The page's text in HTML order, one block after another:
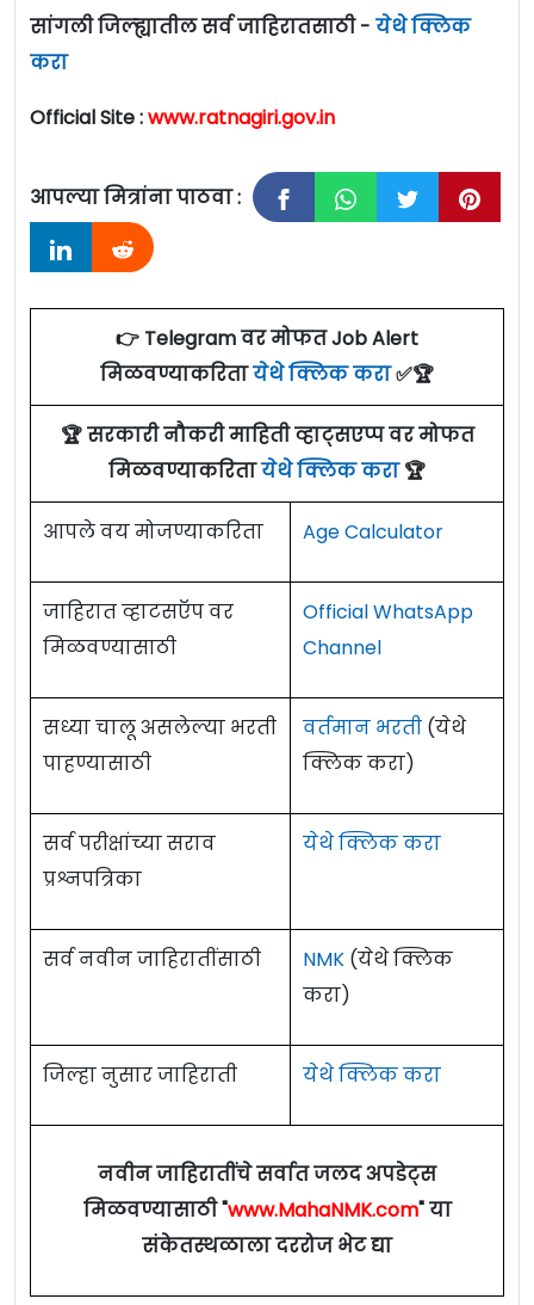
सांगली जिल्ह्यातील सर्व जाहिरातसाठी - येथे क्लिक
करा
Official Site :www.ratnagiri.gov.in
आपल्या मित्रांना पाठवा :
👉 Telegram वर मोफत Job Alert
मिळवण्याकरितायेथे क्लिक करा✅🏆
🏆 सरकारी नौकरी माहिती व्हाट्सएप्प वर मोफत
मिळवण्याकरितायेथे क्लिक करा🏆
आपले वय मोजण्याकरिता Age Calculator
जाहिरात व्हाटसऍप वर
मिळवण्यासाठी
Official WhatsApp
Channel
सध्या चालू असलेल्या भरती
पाहण्यासाठी
वर्तमान भरती (येथे
क्लिक करा)
सर्व परीक्षांच्या सराव
प्रश्नपत्रिका
येथे क्लिक करा
सर्व नवीन जाहिरातींसाठी NMK (येथे क्लिक
करा)
जिल्हा नुसार जाहिराती येथे क्लिक करा
नवीन जाहिरातींचे सर्वात जलद अपडेट्स
मिळवण्यासाठी "www.MahaNMK.com" या
संकेतस्थळाला दररोज भेट द्या